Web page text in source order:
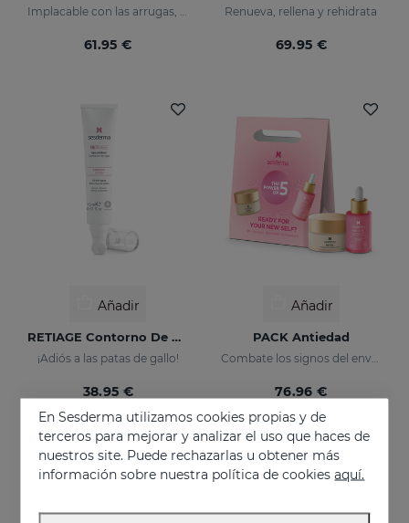
61.95 €
Renueva, rellena y rehidrata
69.95 €
Añadir
RETIAGE Contorno De Ojos
¡Adiós a las patas de gallo!
38.95 €
Añadir
PACK Antiedad
Combate los signos del envejecimiento
76.96 €
EXCLUSIVO ONLINE
En Sesderma utilizamos cookies propias y de
terceros para mejorar y analizar el uso que haces de
nuestros site. Puede rechazarlas u obtener más
información sobre nuestra política de cookiesaquí.